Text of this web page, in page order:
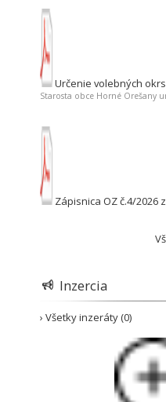
Určenie volebných
Starosta obce Horné Orešany
Zápisnica OZ č.4/2026
Inzercia
› Všetky inzeráty (0)